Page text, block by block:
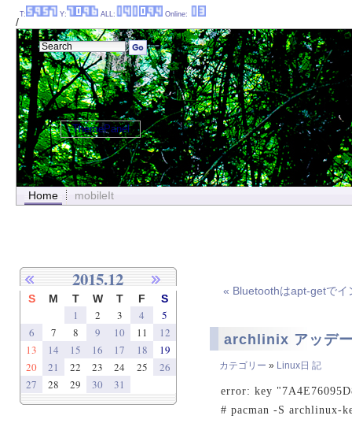
/
Home mobileIt
« Bluetoothはapt-getで
archlinix アッデ
カテゴリー » Linux日 記
error: key
# pacman -S archlinux-
2015.12
S M T W T F S
1 2 3 4
5
6
7 8 9 10 11
12
13
14 15 16 17 18
19
20
21 22 23 24 25
26
27
28 29 30 31
T: Y: ALL: Online:
ThemePanel